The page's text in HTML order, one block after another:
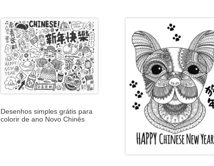
Desenhos simples grátis para
colorir de ano Novo Chinês